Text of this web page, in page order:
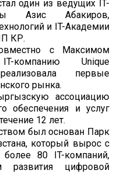
один из ведущих IT-
Азис Абакиров,
и IT-Академии
КР.
с Максимом
компанию Unique
первые
рынка.
ассоциацию
обеспечения и услуг
12 лет.
был основан Парк
который вырос с
более 80 IT-компаний,
цифровой